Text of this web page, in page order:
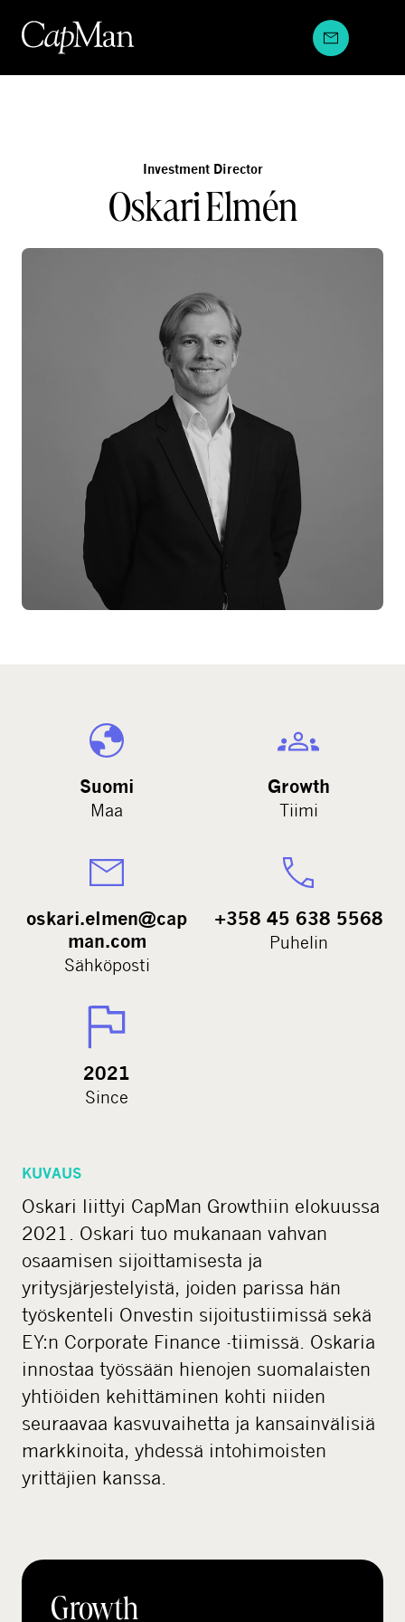
sisältöön
Investment Director
Oskari Elmén
Suomi
Maa
Growth
Tiimi
oskari.elmen@cap
man.com
Sähköposti
+358 45 638 5568
Puhelin
2021
Since
KUVAUS
Oskari liittyi CapMan Growthiin elokuussa
2021. Oskari tuo mukanaan vahvan
osaamisen sijoittamisesta ja
yritysjärjestelyistä, joiden parissa hän
työskenteli Onvestin sijoitustiimissä sekä
EY:n Corporate Finance -tiimissä. Oskaria
innostaa työssään hienojen suomalaisten
yhtiöiden kehittäminen kohti niiden
seuraavaa kasvuvaihetta ja kansainvälisiä
markkinoita, yhdessä intohimoisten
yrittäjien kanssa.
Growth